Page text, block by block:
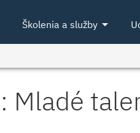
Školenia a službyarrow_drop_down
Mladé